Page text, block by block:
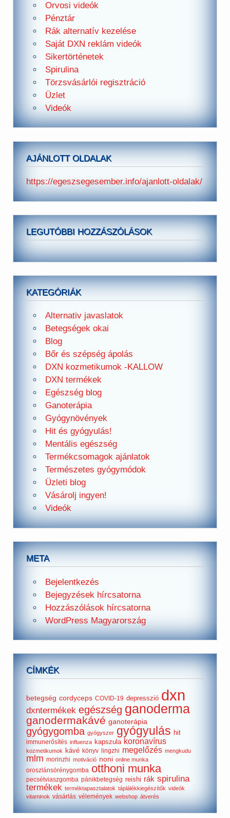
Orvosi videók
Pénztár
Rák alternatív kezelése
Saját DXN reklám videók
Sikertörténetek
Spirulina
Törzsvásárlói regisztráció
Üzlet
Videók
AJÁNLOTT OLDALAK
https://egeszsegesember.info/ajanlott-oldalak/
LEGUTÓBBI HOZZÁSZÓLÁSOK
KATEGÓRIÁK
Alternativ javaslatok
Betegségek okai
Blog
Bőr és szépség ápolás
DXN kozmetikumok -KALLOW
DXN termékek
Egészség blog
Ganoterápia
Gyógynövények
Hit és gyógyulás!
Mentális egészség
Termékcsomagok ajánlatok
Természetes gyógymódok
Üzleti blog
Vásárolj ingyen!
Videók
META
Bejelentkezés
Bejegyzések hírcsatorna
Hozzászólások hírcsatorna
WordPress Magyarország
CÍMKÉK
betegség cordyceps COVID-19 depresszió dxn
dxntermékek egészség ganoderma
ganodermakávé ganoterápia
gyógygomba gyógyszer gyógyulás hit
immunerősítés influenza kapszula koronavírus
kozmetikumok kávé könyv lingzhi megelőzés mengkudu
mlm morinzhi motiváció noni online munka
oroszlánsörénygomba otthoni munka
pecsétviaszgomba pánikbetegség reishi rák spirulina
termékek terméktapasztalatok táplálékkiegészítők videók
vitaminok vásárlás vélemények webshop átverés